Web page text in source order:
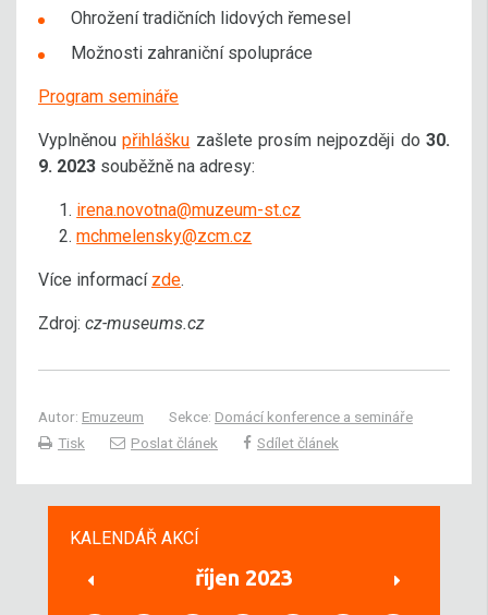
Ohrožení tradičních lidových řemesel
Možnosti zahraniční spolupráce
Program semináře
Vyplněnoupřihlášku zašlete prosím nejpozději do30.
9. 2023 souběžně na adresy:
irena.novotna@muzeum-st.cz
mchmelensky@zcm.cz
Více informací zde.
Zdroj: cz-museums.cz
Autor: Emuzeum Sekce: Domácí konference a semináře
Tisk
Poslat článek Sdílet článek
KALENDÁŘ AKCÍ
říjen 2023